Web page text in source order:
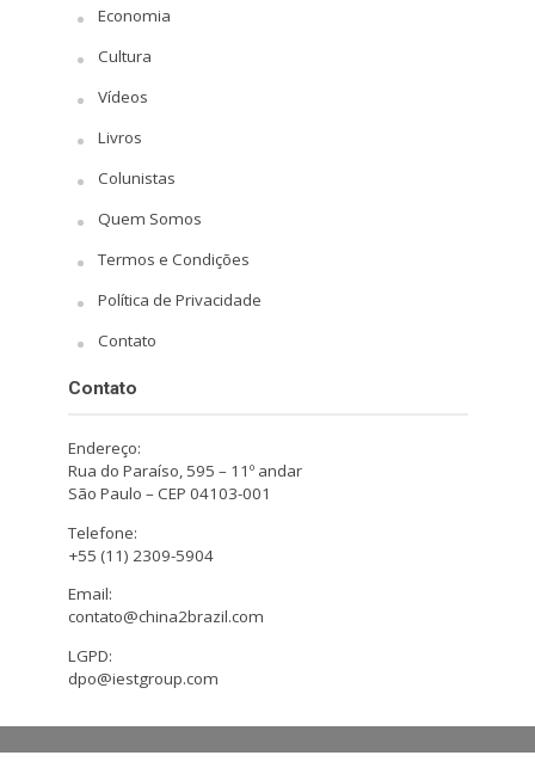
Economia
Cultura
Vídeos
Livros
Colunistas
Quem Somos
Termos e Condições
Política de Privacidade
Contato
Contato
Endereço:
Rua do Paraíso, 595 – 11º andar
São Paulo – CEP 04103-001
Telefone:
+55 (11) 2309-5904
Email:
contato@china2brazil.com
LGPD:
dpo@iestgroup.com